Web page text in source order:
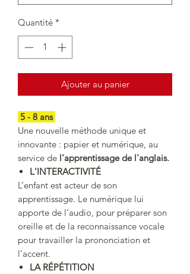
Quantité *
Ajouter au panier
5 - 8 ans
Une nouvelle méthode unique et
innovante : papier et numérique, au
service de l'apprentissage de l'anglais.
L'INTERACTIVITÉ
L’enfant est acteur de son
apprentissage. Le numérique lui
apporte de l’audio, pour préparer son
oreille et de la reconnaissance vocale
pour travailler la prononciation et
l’accent.
LA RÉPÉTITION